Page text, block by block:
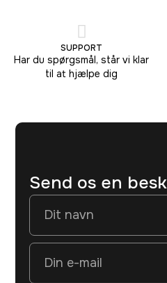
SUPPORT
Har du spørgsmål, står vi klar
til at hjælpe dig
Send os en